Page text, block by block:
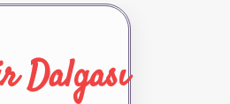
Dalgası